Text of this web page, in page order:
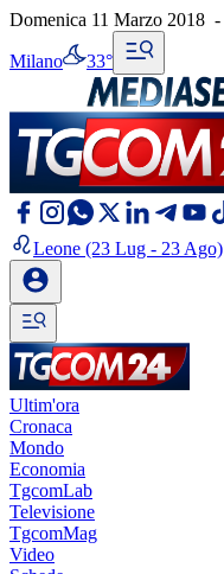
Domenica 11 Marzo 2018 -
Milano 33°
Leone (23 Lug - 23 Ago)
Ultim'ora
Cronaca
Mondo
Economia
TgcomLab
Televisione
TgcomMag
Video